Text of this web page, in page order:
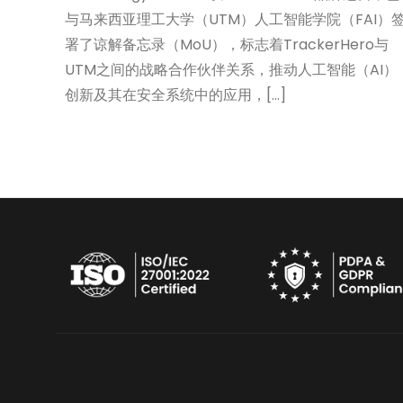
与马来西亚理工大学（UTM）人工智能学院（FAI）
署了谅解备忘录（MoU），标志着TrackerHero与
UTM之间的战略合作伙伴关系，推动人工智能（AI）
创新及其在安全系统中的应用，[...]